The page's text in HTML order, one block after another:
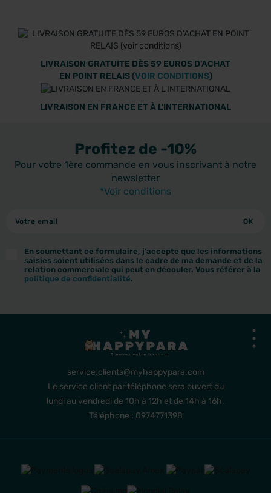
LIVRAISON GRATUITE DÈS 59 EUROS D'ACHAT
EN POINT RELAIS (VOIR CONDITIONS)
LIVRAISON EN FRANCE ET À L'INTERNATIONAL
Profitez de -10%
Pour votre 1ère commande en vous inscrivant à notre
newsletter
*Voir conditions
En soumettant ce formulaire, j'accepte que les informations
saisies soient utilisées dans le cadre de ma demande et de la
relation commerciale qui peut en découler. Vous référer à la
politique de confidentialité.
service.clients@myhappypara.com
Le service client par téléphone sera ouvert du
lundi au vendredi de 10h à 12h et de 14h à 16h.
Téléphone : 0974771398